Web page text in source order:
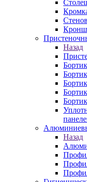
Назад
Назад